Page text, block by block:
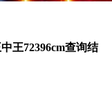
王72396cm查询结